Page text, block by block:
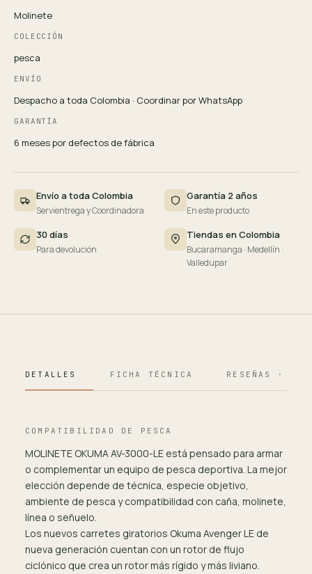
Molinete
COLECCIÓN
pesca
ENVÍO
Despacho a toda Colombia · Coordinar por WhatsApp
GARANTÍA
6 meses por defectos de fábrica
Envío a toda Colombia
Servientrega y Coordinadora
Garantía 2 años
En este producto
30 días
Para devolución
Tiendas en Colombia
Bucaramanga · Medellín ·
Valledupar
DETALLES FICHA TÉCNICA RESEÑAS · 124
COMPATIBILIDAD DE PESCA
MOLINETE OKUMA AV-3000-LE está pensado para armar
o complementar un equipo de pesca deportiva. La mejor
elección depende de técnica, especie objetivo,
ambiente de pesca y compatibilidad con caña, molinete,
línea o señuelo.
Los nuevos carretes giratorios Okuma Avenger LE de
nueva generación cuentan con un rotor de flujo
ciclónico que crea un rotor más rígido y más liviano.